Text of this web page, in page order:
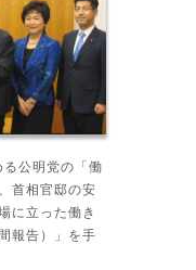
公明党の「働
首相官邸の安
に立った働き
報告）」を手